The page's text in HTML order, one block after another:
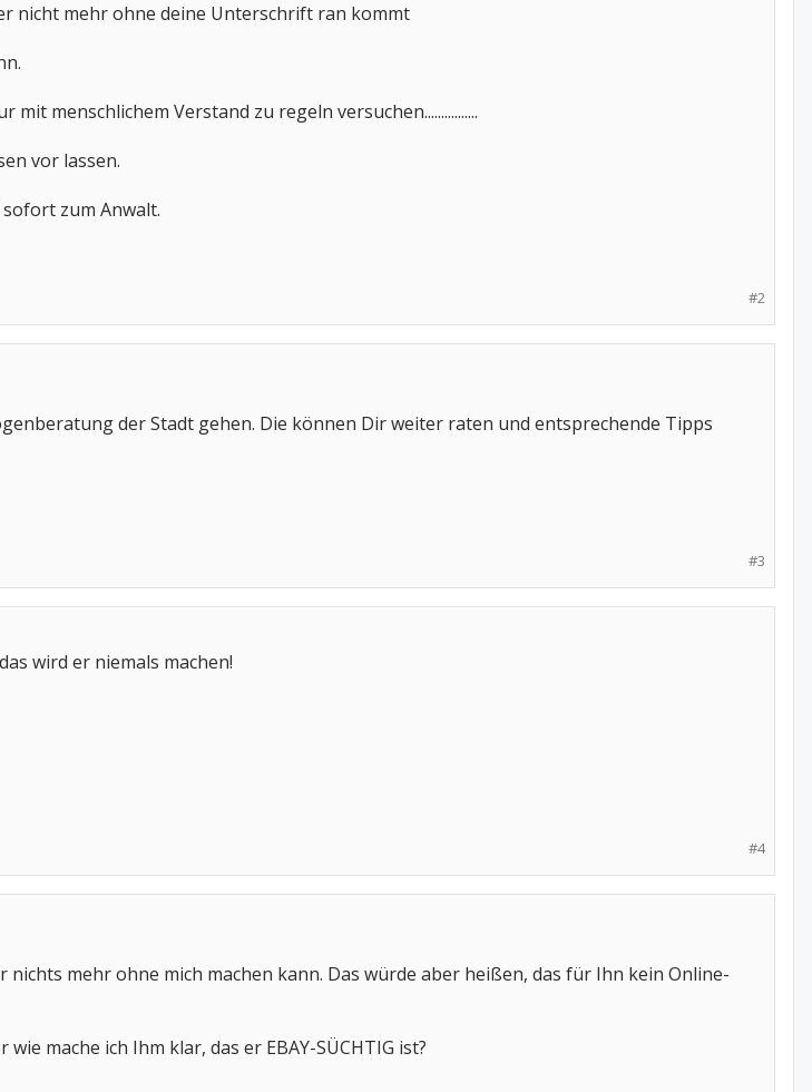
nicht mehr ohne deine Unterschrift ran kommt
menschlichem Verstand zu regeln versuchen................
vor lassen.
zum Anwalt.
#2
der Stadt gehen. Die können Dir weiter raten und entsprechende Tipps
#3
wird er niemals machen!
#4
nichts mehr ohne mich machen kann. Das würde aber heißen, das für Ihn kein Online-
mache ich Ihm klar, das er EBAY-SÜCHTIG ist?